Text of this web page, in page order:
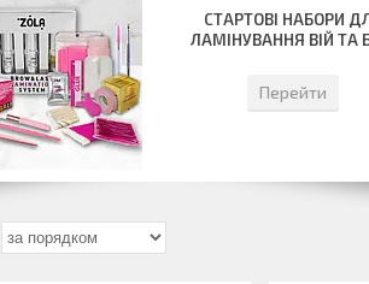
СТАРТОВІ НАБОРИ
ЛАМІНУВАННЯ ВІЙ ТА
Перейти